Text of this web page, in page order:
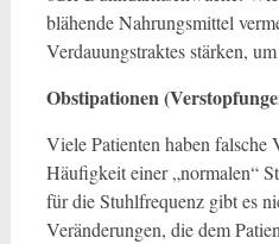
blähende Nahrungsmittel
Verdauungstraktes stärken,
Obstipationen
Viele Patienten haben falsche
Häufigkeit einer „normalen“
für die Stuhlfrequenz gibt es
Veränderungen, die dem